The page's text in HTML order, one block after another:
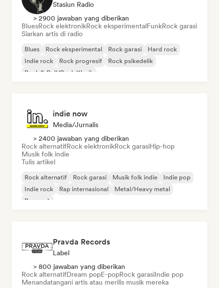
Stasiun Radio
> 2900 jawaban yang diberikan
BluesRock elektronikRock eksperimentalFunkRock garasi
Siarkan artis di radio
Blues Rock eksperimental Rock garasi
Hard rock
Indie rock
Rock progresif
Rock psikedelik
Rock & Roll/Rock Klasik
indie now
Media/Jurnalis
> 2400 jawaban yang diberikan
Rock alternatifRock elektronikRock garasiHip-hop
Musik folk indie
Tulis artikel
Rock alternatif Rock garasi Musik folk indie
Indie pop
Indie rock
Rap internasional
Metal/Heavy metal
Pop rock
Pravda Records
Label
> 800 jawaban yang diberikan
Rock alternatifDream popE-popRock garasiIndie pop
Menandatangani artis atau merilis musik mereka